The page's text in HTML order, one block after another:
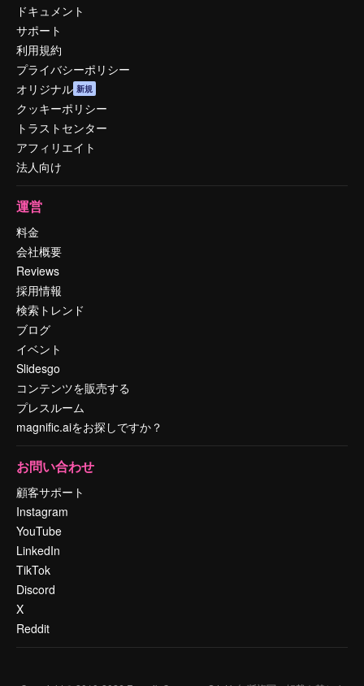
ドキュメント
サポート
利用規約
プライバシーポリシー
オリジナル 新規
クッキーポリシー
トラストセンター
アフィリエイト
法人向け
運営
料金
会社概要
Reviews
採用情報
検索トレンド
ブログ
イベント
Slidesgo
コンテンツを販売する
プレスルーム
magnific.aiをお探しですか？
お問い合わせ
顧客サポート
Instagram
YouTube
LinkedIn
TikTok
Discord
X
Reddit